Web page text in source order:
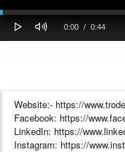
Current
0:00 / Duration
0:44
Website:- https://
Facebook: https://
LinkedIn: https://
Instagram: https://